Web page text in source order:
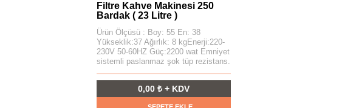
Filtre Kahve Makinesi 250
Bardak ( 23 Litre )
Ürün Ölçüsü : Boy: 55 En: 38
Yükseklik:37 Ağırlık: 8 kgEnerji:220-
230V 50-60HZ Güç:2200 wat Emniyet
sistemli paslanmaz şok tüp rezistans.
0,00 ₺ + KDV